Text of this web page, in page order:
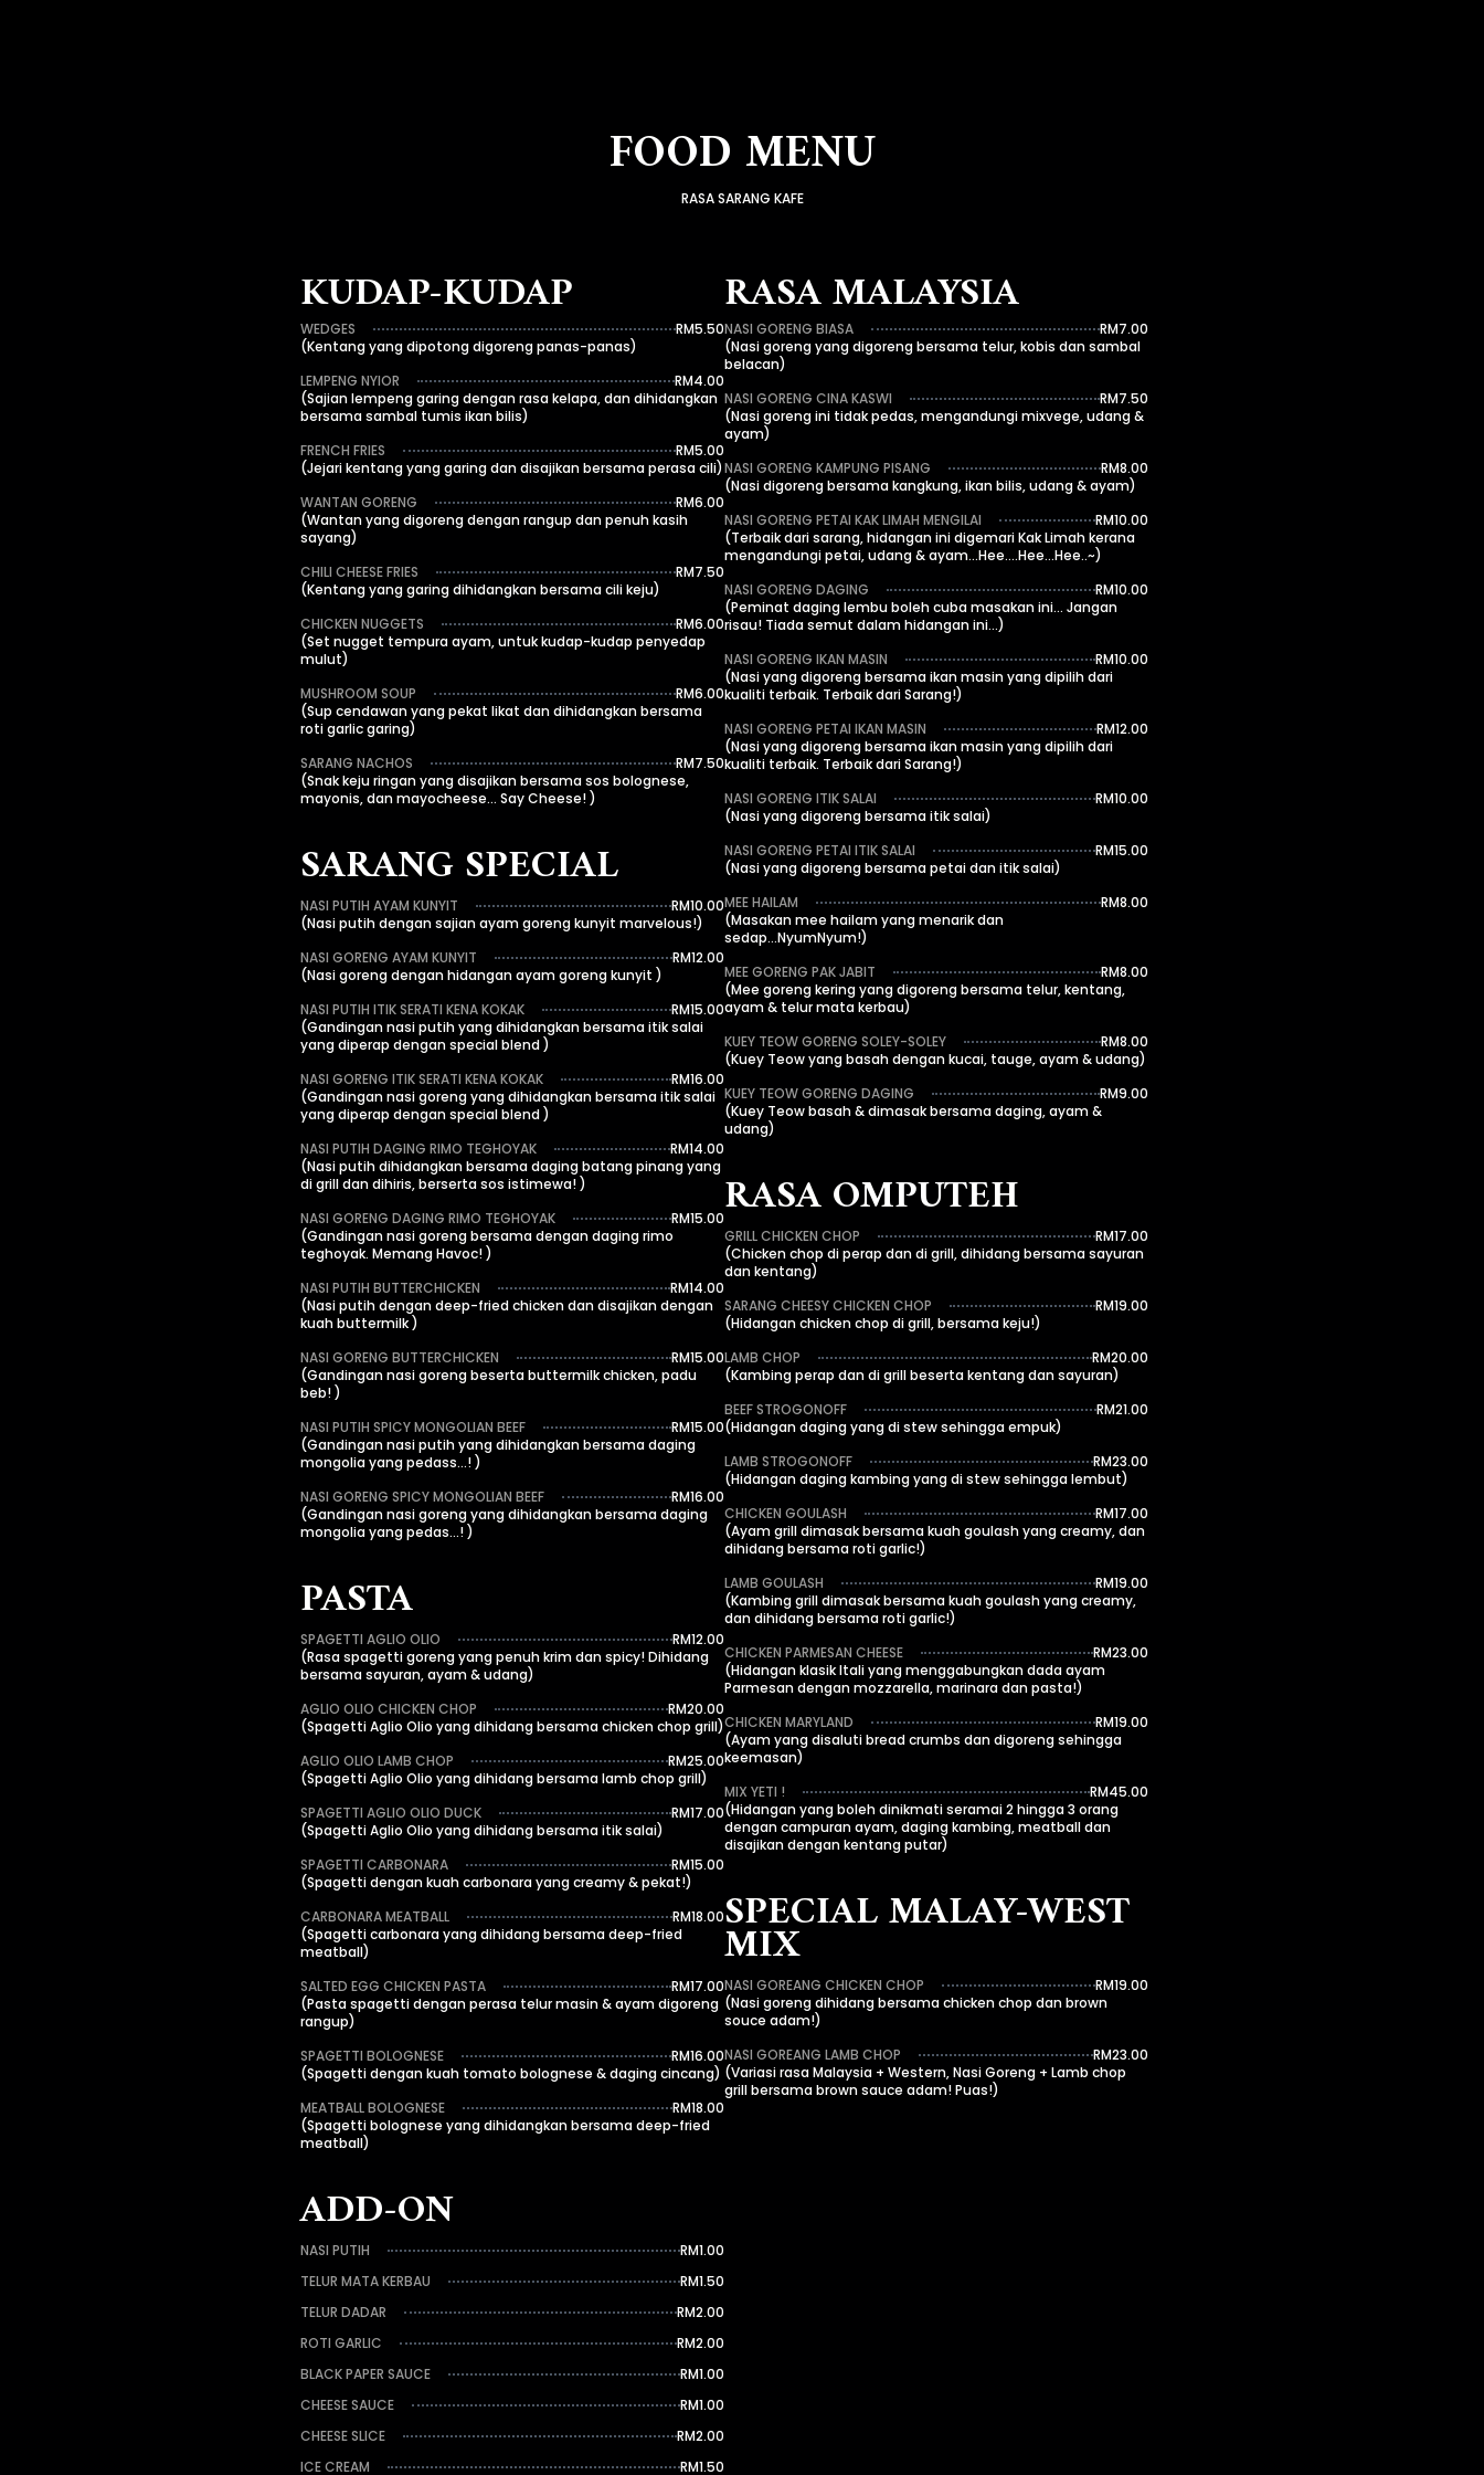
FOOD MENU
RASA SARANG KAFE
KUDAP-KUDAP
WEDGES
RM5.50
(Kentang yang dipotong digoreng panas-panas)
LEMPENG NYIOR
RM4.00
(Sajian lempeng garing dengan rasa kelapa, dan dihidangkan
bersama sambal tumis ikan bilis)
FRENCH FRIES
RM5.00
(Jejari kentang yang garing dan disajikan bersama perasa cili)
WANTAN GORENG
RM6.00
(Wantan yang digoreng dengan rangup dan penuh kasih
sayang)
CHILI CHEESE FRIES
RM7.50
(Kentang yang garing dihidangkan bersama cili keju)
CHICKEN NUGGETS
RM6.00
(Set nugget tempura ayam, untuk kudap-kudap penyedap
mulut)
MUSHROOM SOUP
RM6.00
(Sup cendawan yang pekat likat dan dihidangkan bersama
roti garlic garing)
SARANG NACHOS
RM7.50
(Snak keju ringan yang disajikan bersama sos bolognese,
mayonis, dan mayocheese... Say Cheese! )
SARANG SPECIAL
NASI PUTIH AYAM KUNYIT
RM10.00
(Nasi putih dengan sajian ayam goreng kunyit marvelous!)
NASI GORENG AYAM KUNYIT
RM12.00
(Nasi goreng dengan hidangan ayam goreng kunyit )
NASI PUTIH ITIK SERATI KENA KOKAK
RM15.00
(Gandingan nasi putih yang dihidangkan bersama itik salai
yang diperap dengan special blend )
NASI GORENG ITIK SERATI KENA KOKAK
RM16.00
(Gandingan nasi goreng yang dihidangkan bersama itik salai
yang diperap dengan special blend )
NASI PUTIH DAGING RIMO TEGHOYAK
RM14.00
(Nasi putih dihidangkan bersama daging batang pinang yang
di grill dan dihiris, berserta sos istimewa! )
NASI GORENG DAGING RIMO TEGHOYAK
RM15.00
(Gandingan nasi goreng bersama dengan daging rimo
teghoyak. Memang Havoc! )
NASI PUTIH BUTTERCHICKEN
RM14.00
(Nasi putih dengan deep-fried chicken dan disajikan dengan
kuah buttermilk )
NASI GORENG BUTTERCHICKEN
RM15.00
(Gandingan nasi goreng beserta buttermilk chicken, padu
beb! )
NASI PUTIH SPICY MONGOLIAN BEEF
RM15.00
(Gandingan nasi putih yang dihidangkan bersama daging
mongolia yang pedass...! )
NASI GORENG SPICY MONGOLIAN BEEF
RM16.00
(Gandingan nasi goreng yang dihidangkan bersama daging
mongolia yang pedas...! )
PASTA
SPAGETTI AGLIO OLIO
RM12.00
(Rasa spagetti goreng yang penuh krim dan spicy! Dihidang
bersama sayuran, ayam & udang)
AGLIO OLIO CHICKEN CHOP
RM20.00
(Spagetti Aglio Olio yang dihidang bersama chicken chop grill)
AGLIO OLIO LAMB CHOP
RM25.00
(Spagetti Aglio Olio yang dihidang bersama lamb chop grill)
SPAGETTI AGLIO OLIO DUCK
RM17.00
(Spagetti Aglio Olio yang dihidang bersama itik salai)
SPAGETTI CARBONARA
RM15.00
(Spagetti dengan kuah carbonara yang creamy & pekat!)
CARBONARA MEATBALL
RM18.00
(Spagetti carbonara yang dihidang bersama deep-fried
meatball)
SALTED EGG CHICKEN PASTA
RM17.00
(Pasta spagetti dengan perasa telur masin & ayam digoreng
rangup)
SPAGETTI BOLOGNESE
RM16.00
(Spagetti dengan kuah tomato bolognese & daging cincang)
MEATBALL BOLOGNESE
RM18.00
(Spagetti bolognese yang dihidangkan bersama deep-fried
meatball)
ADD-ON
NASI PUTIH
RM1.00
TELUR MATA KERBAU
RM1.50
TELUR DADAR
RM2.00
ROTI GARLIC
RM2.00
BLACK PAPER SAUCE
RM1.00
CHEESE SAUCE
RM1.00
CHEESE SLICE
RM2.00
ICE CREAM
RM1.50
RASA MALAYSIA
NASI GORENG BIASA
RM7.00
(Nasi goreng yang digoreng bersama telur, kobis dan sambal
belacan)
NASI GORENG CINA KASWI
RM7.50
(Nasi goreng ini tidak pedas, mengandungi mixvege, udang &
ayam)
NASI GORENG KAMPUNG PISANG
RM8.00
(Nasi digoreng bersama kangkung, ikan bilis, udang & ayam)
NASI GORENG PETAI KAK LIMAH MENGILAI
RM10.00
(Terbaik dari sarang, hidangan ini digemari Kak Limah kerana
mengandungi petai, udang & ayam...Hee....Hee...Hee..~)
NASI GORENG DAGING
RM10.00
(Peminat daging lembu boleh cuba masakan ini... Jangan
risau! Tiada semut dalam hidangan ini...)
NASI GORENG IKAN MASIN
RM10.00
(Nasi yang digoreng bersama ikan masin yang dipilih dari
kualiti terbaik. Terbaik dari Sarang!)
NASI GORENG PETAI IKAN MASIN
RM12.00
(Nasi yang digoreng bersama ikan masin yang dipilih dari
kualiti terbaik. Terbaik dari Sarang!)
NASI GORENG ITIK SALAI
RM10.00
(Nasi yang digoreng bersama itik salai)
NASI GORENG PETAI ITIK SALAI
RM15.00
(Nasi yang digoreng bersama petai dan itik salai)
MEE HAILAM
RM8.00
(Masakan mee hailam yang menarik dan
sedap...NyumNyum!)
MEE GORENG PAK JABIT
RM8.00
(Mee goreng kering yang digoreng bersama telur, kentang,
ayam & telur mata kerbau)
KUEY TEOW GORENG SOLEY-SOLEY
RM8.00
(Kuey Teow yang basah dengan kucai, tauge, ayam & udang)
KUEY TEOW GORENG DAGING
RM9.00
(Kuey Teow basah & dimasak bersama daging, ayam &
udang)
RASA OMPUTEH
GRILL CHICKEN CHOP
RM17.00
(Chicken chop di perap dan di grill, dihidang bersama sayuran
dan kentang)
SARANG CHEESY CHICKEN CHOP
RM19.00
(Hidangan chicken chop di grill, bersama keju!)
LAMB CHOP
RM20.00
(Kambing perap dan di grill beserta kentang dan sayuran)
BEEF STROGONOFF
RM21.00
(Hidangan daging yang di stew sehingga empuk)
LAMB STROGONOFF
RM23.00
(Hidangan daging kambing yang di stew sehingga lembut)
CHICKEN GOULASH
RM17.00
(Ayam grill dimasak bersama kuah goulash yang creamy, dan
dihidang bersama roti garlic!)
LAMB GOULASH
RM19.00
(Kambing grill dimasak bersama kuah goulash yang creamy,
dan dihidang bersama roti garlic!)
CHICKEN PARMESAN CHEESE
RM23.00
(Hidangan klasik Itali yang menggabungkan dada ayam
Parmesan dengan mozzarella, marinara dan pasta!)
CHICKEN MARYLAND
RM19.00
(Ayam yang disaluti bread crumbs dan digoreng sehingga
keemasan)
MIX YETI !
RM45.00
(Hidangan yang boleh dinikmati seramai 2 hingga 3 orang
dengan campuran ayam, daging kambing, meatball dan
disajikan dengan kentang putar)
SPECIAL MALAY-WEST
MIX
NASI GOREANG CHICKEN CHOP
RM19.00
(Nasi goreng dihidang bersama chicken chop dan brown
souce adam!)
NASI GOREANG LAMB CHOP
RM23.00
(Variasi rasa Malaysia + Western, Nasi Goreng + Lamb chop
grill bersama brown sauce adam! Puas!)